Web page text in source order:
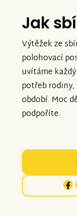
Jak
Výtěžek ze
polohovací
uvítáme
potřeb
období. Moc
podpoříte.